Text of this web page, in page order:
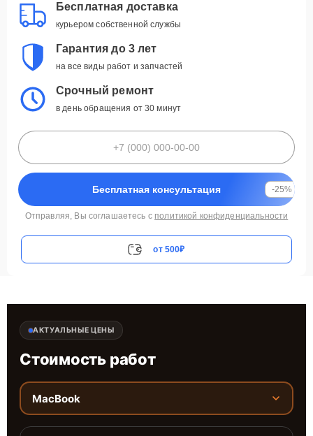
Бесплатная доставка
курьером собственной службы
Гарантия до 3 лет
на все виды работ и запчастей
Срочный ремонт
в день обращения от 30 минут
Бесплатная консультация -25%
Отправляя, Вы соглашаетесь с политикой конфиденциальности
от 500₽
АКТУАЛЬНЫЕ ЦЕНЫ
Стоимость работ
MacBook